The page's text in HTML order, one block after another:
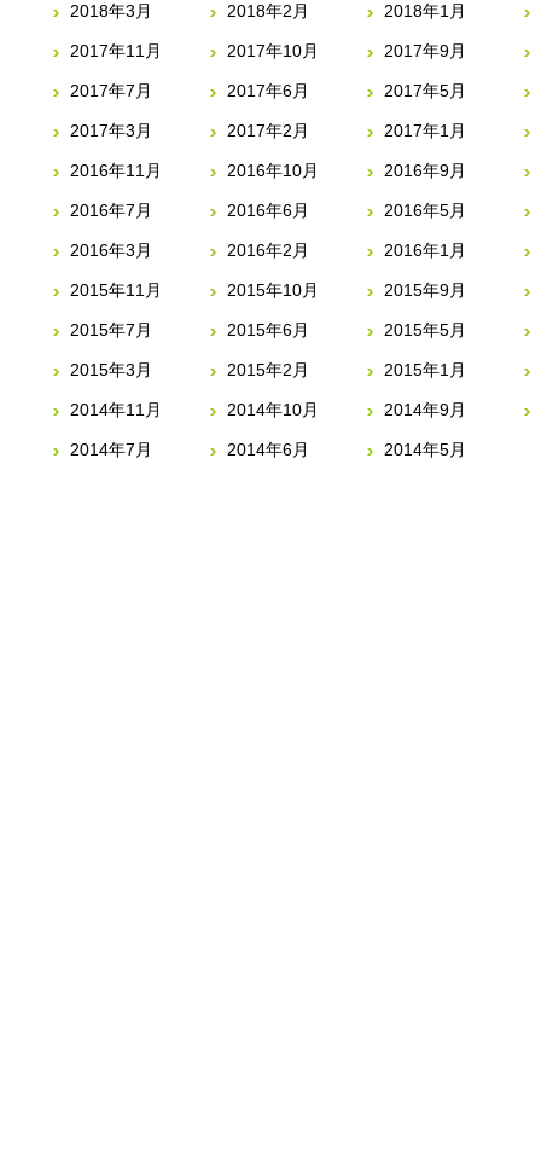
2018年3月 2018年2月 2018年1月
2017年11月 2017年10月 2017年9月
2017年7月 2017年6月 2017年5月
2017年3月 2017年2月 2017年1月
2016年11月 2016年10月 2016年9月
2016年7月 2016年6月 2016年5月
2016年3月 2016年2月 2016年1月
2015年11月 2015年10月 2015年9月
2015年7月 2015年6月 2015年5月
2015年3月 2015年2月 2015年1月
2014年11月 2014年10月 2014年9月
2014年7月 2014年6月 2014年5月